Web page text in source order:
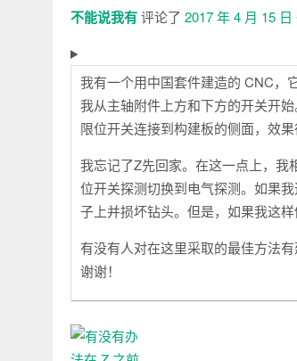
不能说我有评论了 2017 年 4 月 15 日
我有一个用中国套件建造的 CNC，
我从主轴附件上方和下方的开关开
限位开关连接到构建板的侧面，效
我忘记了Z先回家。在这一点上，我
位开关探测切换到电气探测。如果
子上并损坏钻头。但是，如果我这
有没有人对在这里采取的最佳方法有
谢谢！